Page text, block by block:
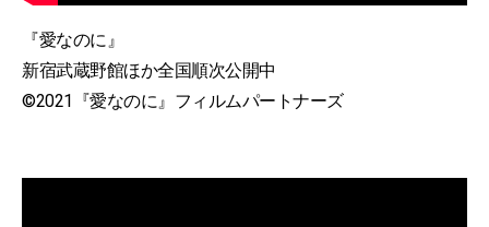
『愛なのに』
新宿武蔵野館ほか全国順次公開中
©2021『愛なのに』フィルムパートナーズ